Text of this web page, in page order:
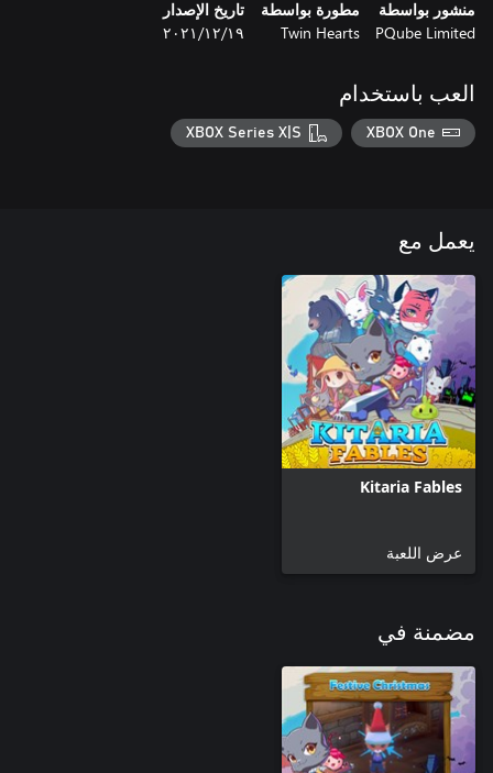
منشور بواسطة
PQube Limited
مطورة بواسطة
Twin Hearts
تاريخ الإصدار
١٩‏/١٢‏/٢٠٢١
العب باستخدام
XBOX One
XBOX Series X|S
يعمل مع
Kitaria Fables
عرض اللعبة
مضمنة في